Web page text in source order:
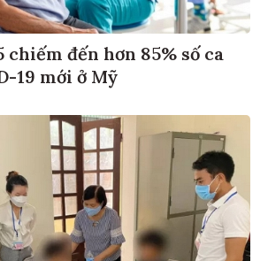
chiếm đến hơn 85% số ca
19 mới ở Mỹ